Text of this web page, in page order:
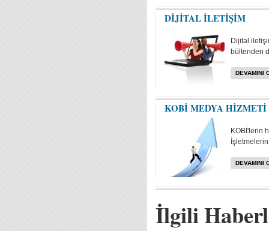
DİJİTAL İLETİŞİM
Dijital
bültenden
DEVAMINI
KOBİ MEDYA HİZMETİ
KOBİ'lerin
DEVAMINI
İlgili